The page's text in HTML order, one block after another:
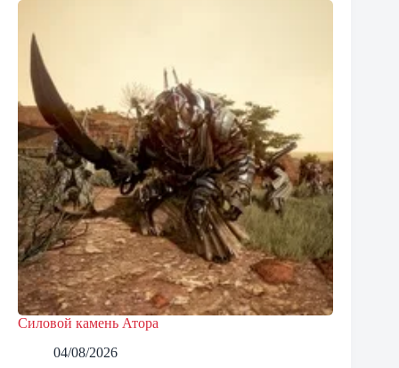
Силовой камень Атора
04/08/2026